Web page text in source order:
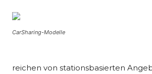
CarSharing-Modelle
reichen von stationsbasierten